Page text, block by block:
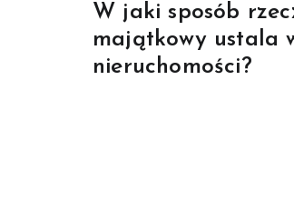
W jaki sposób
majątkowy ustala
nieruchomości?